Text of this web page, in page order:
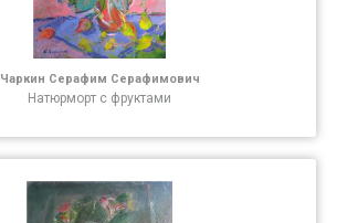
Чаркин Серафим Серафимович
Натюрморт с фруктами